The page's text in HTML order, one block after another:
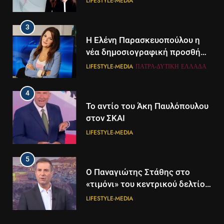
3
Η Ελένη Παρασκευοπούλου η
νέα δημοσιογραφική προσθήκη
του ΣΚΑΪ στην Πάτρα
LIFESTYLE-MEDIA ΠΆΤΡΑ-ΔΥΤΙΚΉ ΕΛΛΆΔΑ
4
Το αντίο του Άκη Παυλόπουλου
στον ΣΚΑΙ
LIFESTYLE-MEDIA
5
Ο Παναγιώτης Στάθης στο
«τιμόνι» του κεντρικού δελτίου
ειδήσεων της ΕΡΤ
LIFESTYLE-MEDIA
5
Διάστημα: Εντοπίστηκαν για
πρώτη φορά ενδείξεις για τον
άνεμο που εκπέμπει η μαύρη
ΔΙΕΘΝΉ ΕΠΙΣΤΉΜΗ